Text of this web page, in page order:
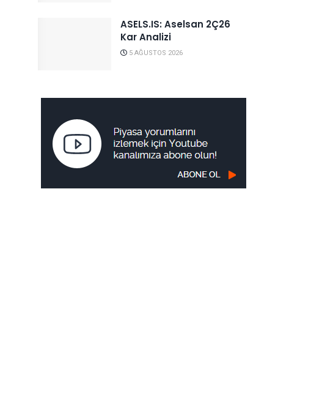
ASELS.IS: Aselsan 2Ç26
Kar Analizi
5 AĞUSTOS 2026